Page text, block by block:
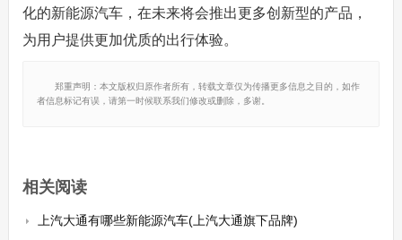
化的新能源汽车，在未来将会推出更多创新型的产品，
为用户提供更加优质的出行体验。
郑重声明：本文版权归原作者所有，转载文章仅为传播更多信息之目的，如作
者信息标记有误，请第一时候联系我们修改或删除，多谢。
相关阅读
上汽大通有哪些新能源汽车(上汽大通旗下品牌)